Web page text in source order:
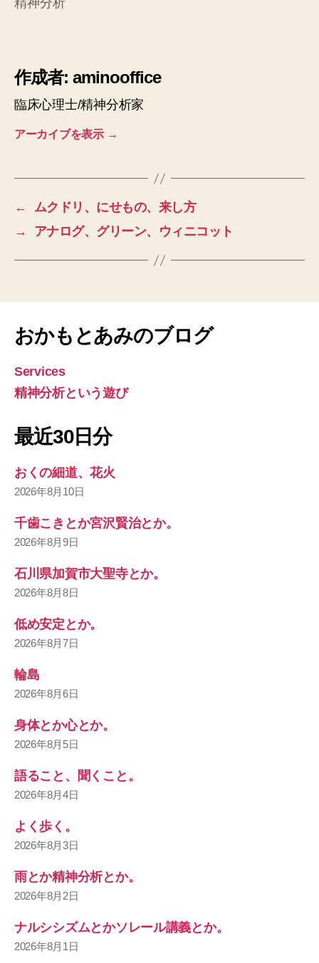
精神分析
作成者: aminooffice
臨床心理士/精神分析家
アーカイブを表示 →
←
ムクドリ、にせもの、来し方
→
アナログ、グリーン、ウィニコット
おかもとあみのブログ
Services
精神分析という遊び
最近30日分
おくの細道、花火
2026年8月10日
千歯こきとか宮沢賢治とか。
2026年8月9日
石川県加賀市大聖寺とか。
2026年8月8日
低め安定とか。
2026年8月7日
輪島
2026年8月6日
身体とか心とか。
2026年8月5日
語ること、聞くこと。
2026年8月4日
よく歩く。
2026年8月3日
雨とか精神分析とか。
2026年8月2日
ナルシシズムとかソレール講義とか。
2026年8月1日